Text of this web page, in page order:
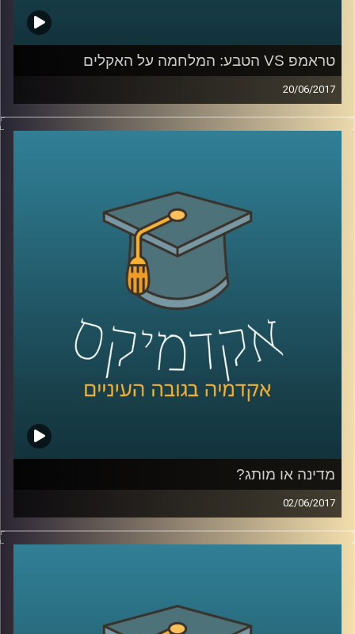
טראמפ VS הטבע: המלחמה על האקלים
20/06/2017
לאחרונה הודיע נשיא ארה"ב דונלד טראמפ, כי
של כל זה לגבינו? פרופסור יואב יאיר, דיקן בית
הספר לקיימות, מפרט על ההסכם ההיסטורי
ועומד על הסיבות האפשריות שבגינן נשיא
המעצמה החזקה בעולם קורא תיגר על הבנות
שהוסכמו על ידי כמעט 200 מדינות
קרדיט תמונות: AudioVersity
מדינה או מותג?
02/06/2017
דמיינו ראש ממשלה יושב במשרד פרסום וחושב
בעיצומו במדינות רבות בעולם ומה בכל זאת
ההבדלים בין מיתוג עסקי למיתוג מדינה. כמו כן,